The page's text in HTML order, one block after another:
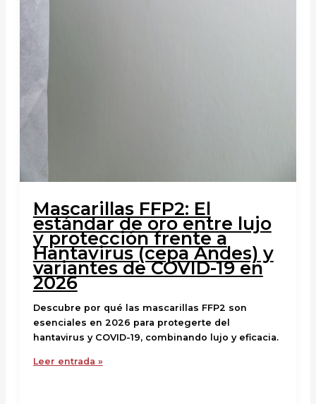
Mascarillas FFP2: El
estándar de oro entre lujo
y protección frente a
Hantavirus (cepa Andes) y
variantes de COVID-19 en
2026
Descubre por qué las mascarillas FFP2 son
esenciales en 2026 para protegerte del
hantavirus y COVID-19, combinando lujo y eficacia.
Leer entrada »